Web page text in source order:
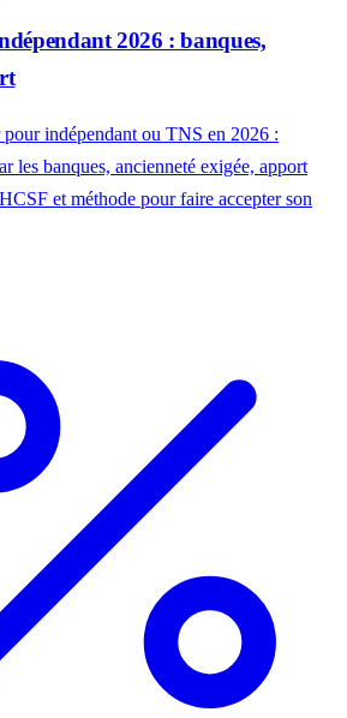
2026 : banques,
indépendant ou TNS en 2026 :
les banques, ancienneté exigée, apport
et méthode pour faire accepter son